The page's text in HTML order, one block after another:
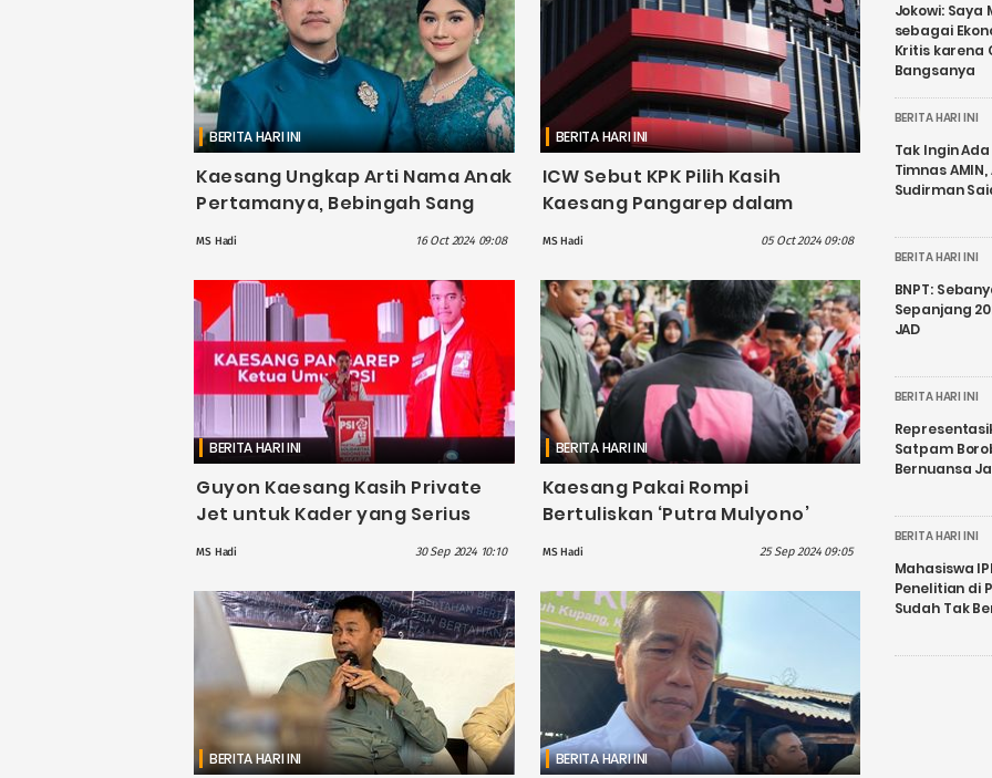
BERITA HARI INI
Kaesang Ungkap Arti Nama Anak
Pertamanya, Bebingah Sang
Tansahayu
MS Hadi 16 Oct 2024 09:08
BERITA HARI INI
ICW Sebut KPK Pilih Kasih
Kaesang Pangarep dalam
Pengusutan Kasus Dugaan
MS Hadi 05 Oct 2024 09:08
BERITA HARI INI
Guyon Kaesang Kasih Private
Jet untuk Kader yang Serius
Menangkan Ridwan Kamil-
MS Hadi 30 Sep 2024 10:10
BERITA HARI INI
Kaesang Pakai Rompi
Bertuliskan ‘Putra Mulyono’
Saat Kunjungi Rumah Warga di
MS Hadi 25 Sep 2024 09:05
BERITA HARI INI BERITA HARI INI
Jokowi: Saya
sebagai
Kritis karena
Bangsanya
BERITA HARI INI
Tak Ingin
Timnas
Sudirman
BERITA HARI INI
BNPT:
Sepanjang
JAD
BERITA HARI INI
Satpam
Bernuansa
BERITA HARI INI
Mahasiswa
Penelitian di
Sudah Tak